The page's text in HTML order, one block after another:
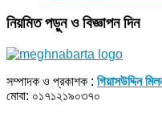
নিয়মিত পড়ুন ও বিজ্ঞাপন দিন
সম্পাদক ও প্রকাশক : গিয়াসউদ্দিন
মোবা: ০১৭১২১৯০৩৭০